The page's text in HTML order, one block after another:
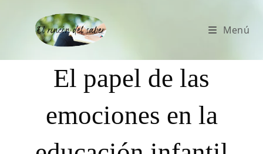
Menú
El papel de las
emociones en la